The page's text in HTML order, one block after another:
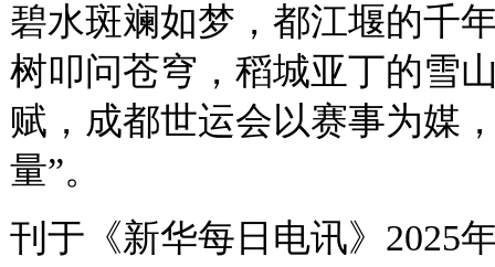
碧水斑斓如梦，都江堰的千
树叩问苍穹，稻城亚丁的
赋，成都世运会以赛事为媒
量”。
刊于《新华每日电讯》2025